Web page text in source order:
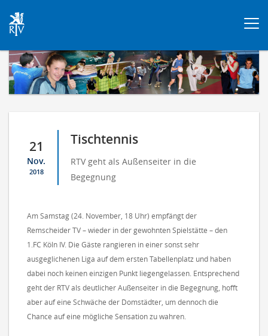
21
Nov.
2018
Tischtennis
RTV geht als Außenseiter in die
Begegnung
Am Samstag (24. November, 18 Uhr) empfängt der
Remscheider TV – wieder in der gewohnten Spielstätte – den
1.FC Köln IV. Die Gäste rangieren in einer sonst sehr
ausgeglichenen Liga auf dem ersten Tabellenplatz und haben
dabei noch keinen einzigen Punkt liegengelassen. Entsprechend
geht der RTV als deutlicher Außenseiter in die Begegnung, hofft
aber auf eine Schwäche der Domstädter, um dennoch die
Chance auf eine mögliche Sensation zu wahren.